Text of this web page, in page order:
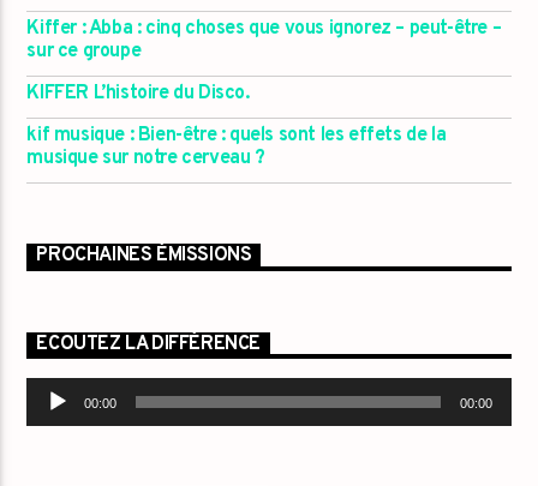
Kiffer : Abba : cinq choses que vous ignorez – peut-être –
sur ce groupe
KIFFER L’histoire du Disco.
kif musique : Bien-être : quels sont les effets de la
musique sur notre cerveau ?
PROCHAINES ÉMISSIONS
ECOUTEZ LA DIFFÉRENCE
Lecteur
00:00 00:00